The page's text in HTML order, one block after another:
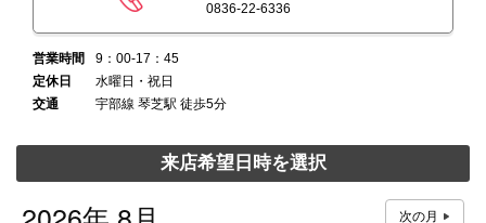
0836-22-6336
営業時間
9：00-17：45
定休日
水曜日・祝日
交通
宇部線 琴芝駅 徒歩5分
来店希望日時を選択